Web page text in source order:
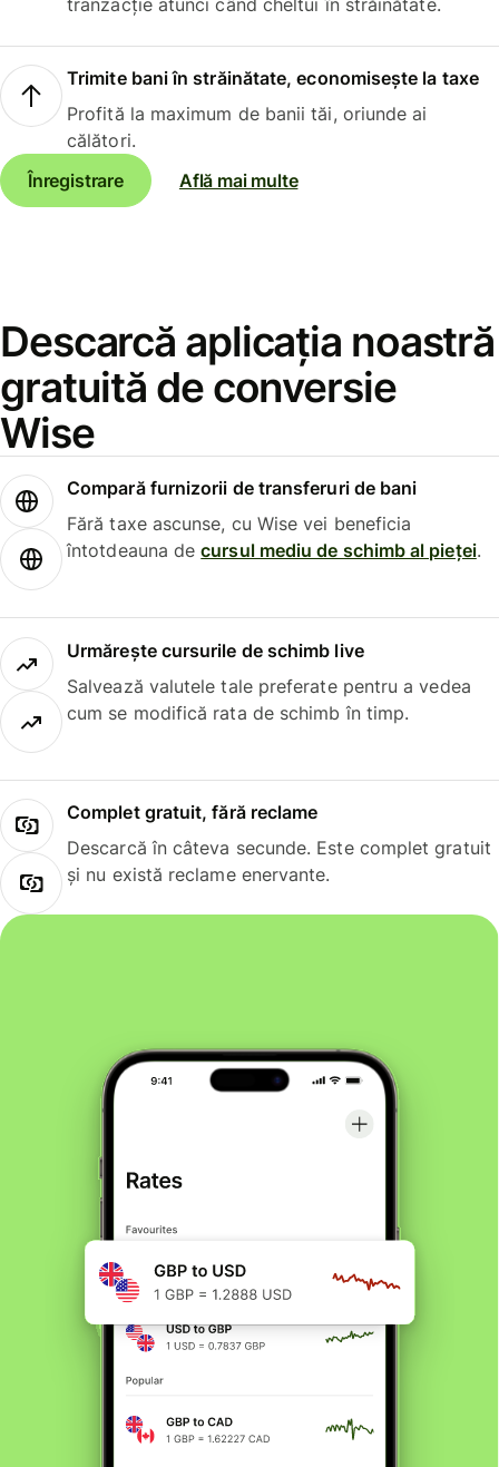
tranzacție atunci când cheltui în străinătate.
Trimite bani în străinătate, economisește la taxe
Profită la maximum de banii tăi, oriunde ai
călători.
Înregistrare
Află mai multe
Descarcă aplicația noastră
gratuită de conversie
Wise
Compară furnizorii de transferuri de bani
Fără taxe ascunse, cu Wise vei beneficia
întotdeauna decursul mediu de schimb al pieței.
Urmărește cursurile de schimb live
Salvează valutele tale preferate pentru a vedea
cum se modifică rata de schimb în timp.
Complet gratuit, fără reclame
Descarcă în câteva secunde. Este complet gratuit
și nu există reclame enervante.